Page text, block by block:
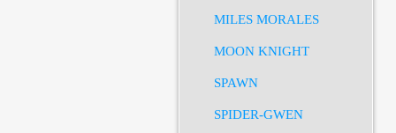
MILES MORALES
MOON KNIGHT
SPAWN
SPIDER-GWEN